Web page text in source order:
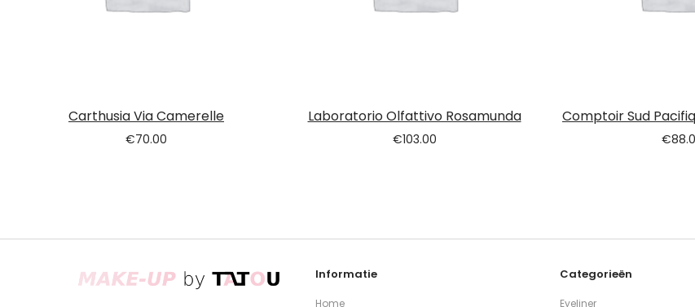
Carthusia Via Camerelle
€70.00
Laboratorio Olfattivo Rosamunda
€103.00
Comptoir Sud
€
Informatie
Home
Categorieën
Eyeliner